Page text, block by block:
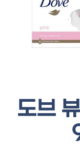
도브